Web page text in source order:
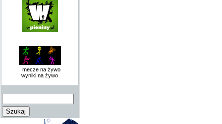
mecze na żywo
wyniki na żywo